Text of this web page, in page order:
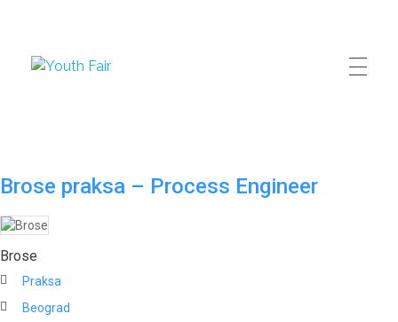
Brose praksa – Process Engineer
Brose
Praksa
Beograd